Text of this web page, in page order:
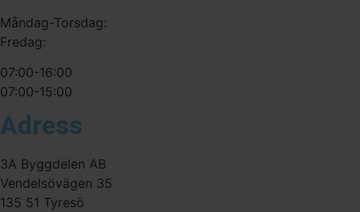
Måndag-Torsdag:
Fredag:
07:00-16:00
07:00-15:00
Adress
3A Byggdelen AB
Vendelsövägen 35
135 51 Tyresö